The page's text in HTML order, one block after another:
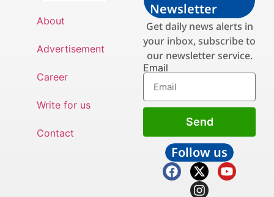
About
Advertisement
Career
Write for us
Contact
Newsletter
Get daily news alerts in
your inbox, subscribe to
our newsletter service.
Email
Send
Follow us